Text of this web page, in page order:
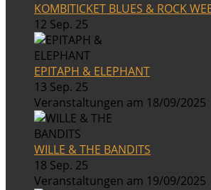
KOMBITICKET BLUES & ROCK
12 Sep. 25
EPITAPH & ELEPHANT
13 Sep. 25
Veranstaltungen am 18/09/2025
WILLE & THE BANDITS
18 Sep. 25
Veranstaltungen am 19/09/2025